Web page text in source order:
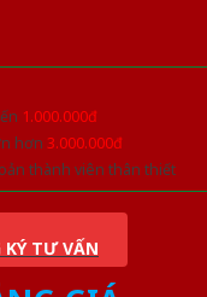
1.000.000đ
hơn 3.000.000đ
thành viên thân thiết
TƯ VẤN